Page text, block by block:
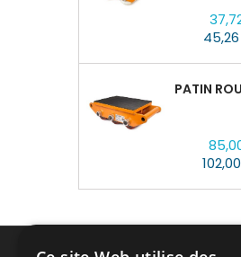
base